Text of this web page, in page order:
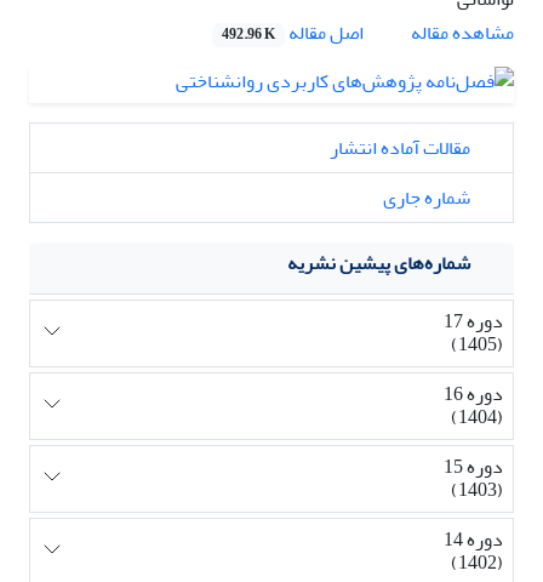
مشاهده مقاله
اصل مقاله 492.96 K
مقالات آماده انتشار
شماره جاری
شماره‌های پیشین نشریه
دوره 17
(1405)
دوره 16
(1404)
دوره 15
(1403)
دوره 14
(1402)